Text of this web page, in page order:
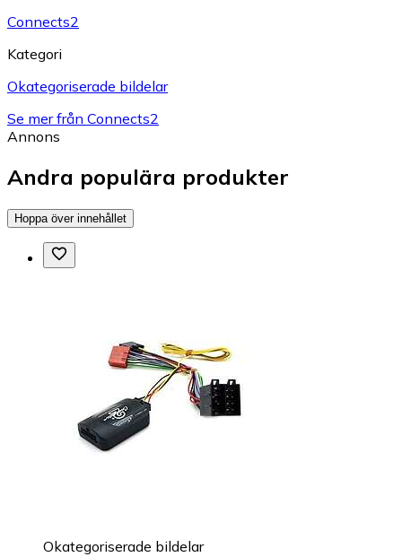
Connects2
Kategori
Okategoriserade bildelar
Se mer från Connects2
Annons
Andra populära produkter
Hoppa över innehållet
Okategoriserade bildelar